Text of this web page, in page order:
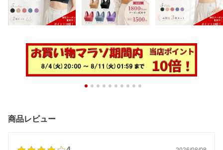
商品レビュー